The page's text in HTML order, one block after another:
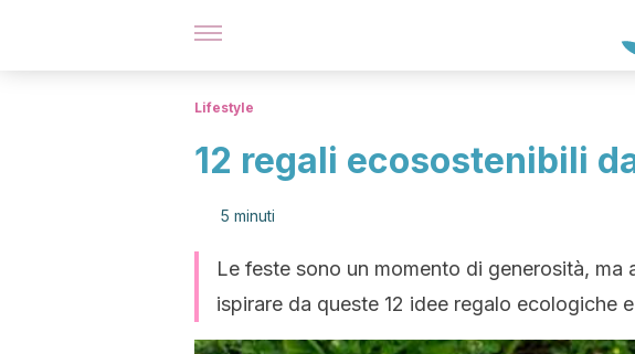
Lifestyle
12 regali ecosostenibili
5 minuti
Le feste sono un momento di generosità, ma
ispirare da queste 12 idee regalo ecologiche